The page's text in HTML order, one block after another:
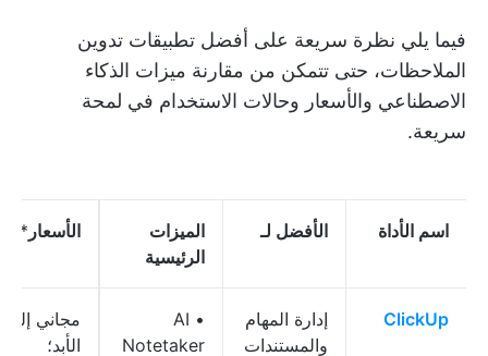
فيما يلي نظرة سريعة على أفضل تطبيقات تدوين
الملاحظات، حتى تتمكن من مقارنة ميزات الذكاء
الاصطناعي والأسعار وحالات الاستخدام في لمحة
سريعة.
اسم الأداة الأفضل لـ
الميزات
الرئيسية
الأسعار *
ClickUp
إدارة المهام
والمستندات
• AI
Notetaker
مجاني إلى
الأبد؛